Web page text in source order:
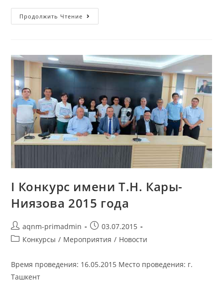
Продолжить Чтение
I Конкурс имени Т.Н. Кары-
Ниязова 2015 года
aqnm-primadmin
03.07.2015
Конкурсы / Мероприятия / Новости
Время проведения: 16.05.2015 Место проведения: г.
Ташкент